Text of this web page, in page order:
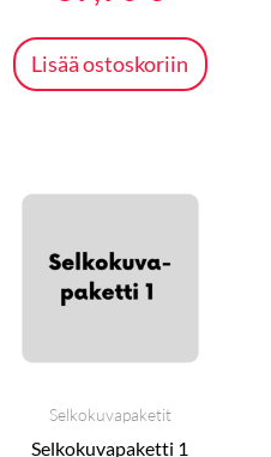
Lisää ostoskoriin
Selkokuvapaketit
Selkokuvapaketti 1